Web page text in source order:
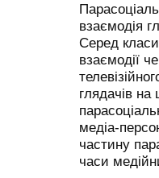
взаємодія
Серед
взаємодії
глядачів
медіа-
частину
часи